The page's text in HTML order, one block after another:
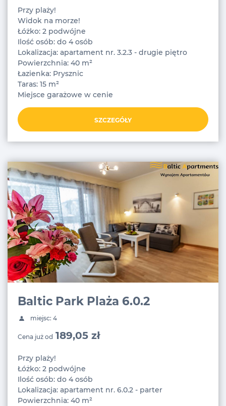
Przy plaży!
Widok na morze!
Łóżko: 2 podwójne
Ilość osób: do 4 osób
Lokalizacja: apartament nr. 3.2.3 - drugie piętro
Powierzchnia: 40 m²
Łazienka: Prysznic
Taras: 15 m²
Miejsce garażowe w cenie
SZCZEGÓŁY
Baltic Park Plaża 6.0.2
miejsc: 4
Cena już od 189,05 zł
Przy plaży!
Łóżko: 2 podwójne
Ilość osób: do 4 osób
Lokalizacja: apartament nr. 6.0.2 - parter
Powierzchnia: 40 m²